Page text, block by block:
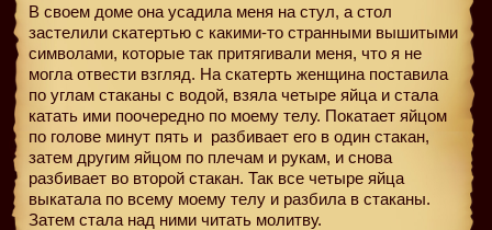
В своем доме она усадила меня на стул, а стол
застелили скатертью с какими-то странными вышитыми
символами, которые так притягивали меня, что я не
могла отвести взгляд. На скатерть женщина поставила
по углам стаканы с водой, взяла четыре яйца и стала
катать ими поочередно по моему телу. Покатает яйцом
по голове минут пять и разбивает его в один стакан,
затем другим яйцом по плечам и рукам, и снова
разбивает во второй стакан. Так все четыре яйца
выкатала по всему моему телу и разбила в стаканы.
Затем стала над ними читать молитву.